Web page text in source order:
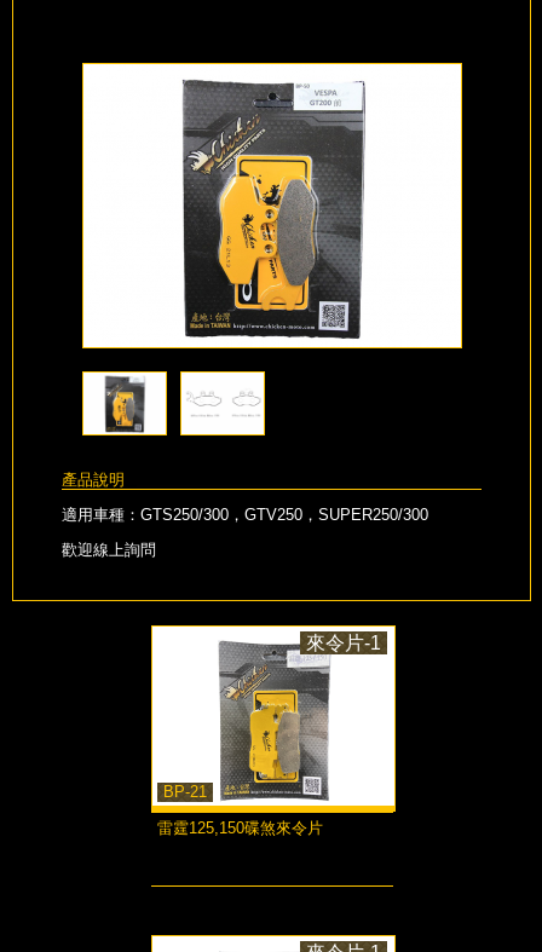
產品說明
適用車種：GTS250/300，GTV250，SUPER250/300
歡迎線上詢問
BP-21
來令片-1
雷霆125,150碟煞來令片